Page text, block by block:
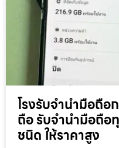
โรงรับจำนำมือถือ
ถือ รับจำนำมือถือ
ชนิด ให้ราคาสูง